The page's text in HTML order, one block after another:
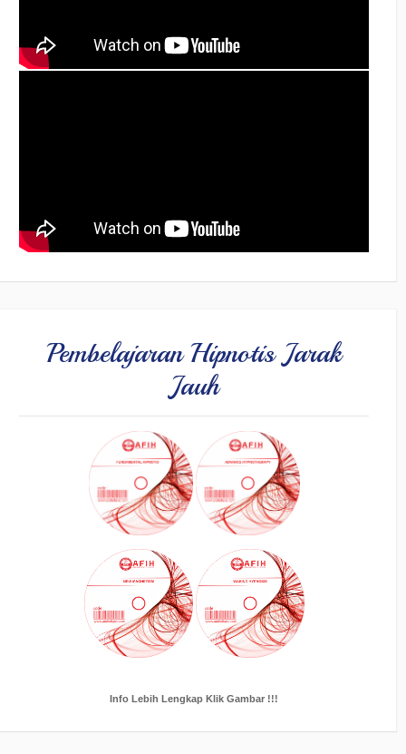
Pembelajaran Hipnotis Jarak
Jauh
Info Lebih Lengkap Klik Gambar !!!